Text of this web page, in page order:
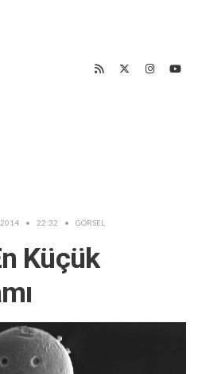
• 22:32 • GÖRSEL
Küçük